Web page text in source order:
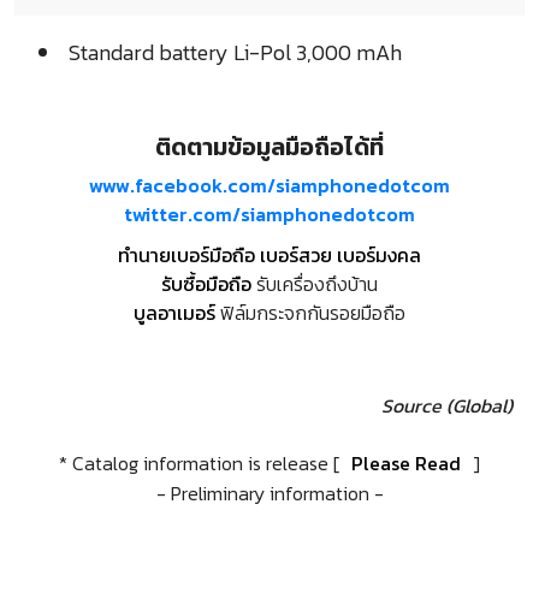
Standard battery Li-Pol 3,000 mAh
ติดตามข้อมูลมือถือได้ที่
www.facebook.com/siamphonedotcom
twitter.com/siamphonedotcom
ทำนายเบอร์มือถือ เบอร์สวย เบอร์มงคล
รับซื้อมือถือรับเครื่องถึงบ้าน
บูลอาเมอร์ฟิล์มกระจกกันรอยมือถือ
Source (Global)
* Catalog information is release [ Please Read ]
- Preliminary information -